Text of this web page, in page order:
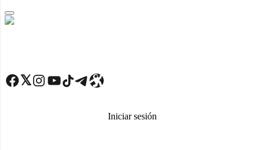
Skip
to
Facebook Twitter Instagram YouTube TikTok Telegram Enlace
Iniciar sesión